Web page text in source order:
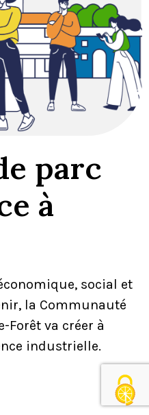
parc
à
social et
la Communauté
Forêt va créer à
industrielle.